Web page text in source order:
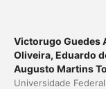
Victorugo Guedes
Oliveira, Eduardo
Augusto Martins
Universidade